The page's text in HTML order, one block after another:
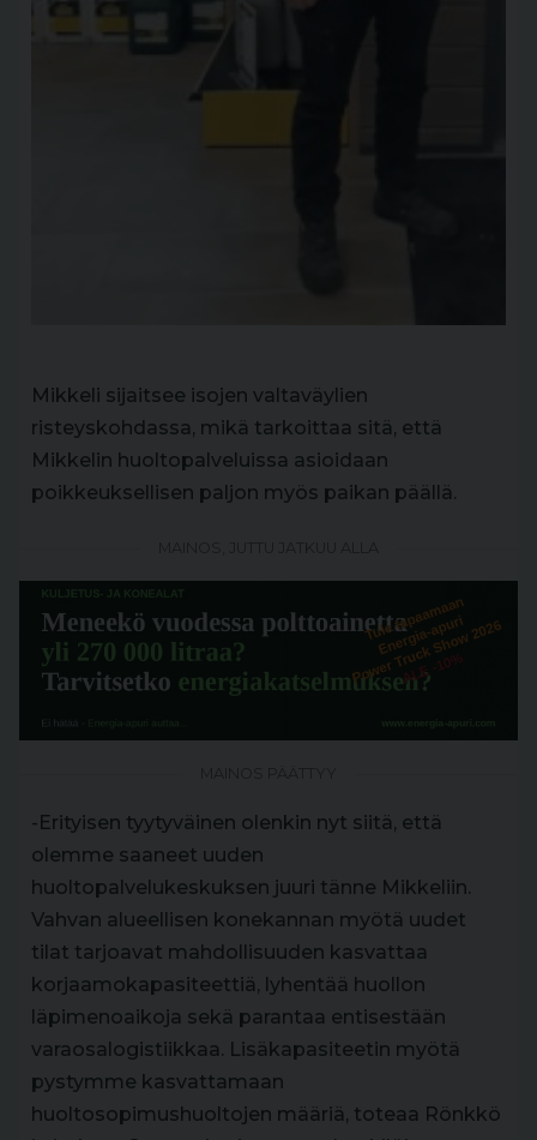
Mikkeli sijaitsee isojen valtaväylien
risteyskohdassa, mikä tarkoittaa sitä, että
Mikkelin huoltopalveluissa asioidaan
poikkeuksellisen paljon myös paikan päällä.
-Erityisen tyytyväinen olenkin nyt siitä, että
olemme saaneet uuden
huoltopalvelukeskuksen juuri tänne Mikkeliin.
Vahvan alueellisen konekannan myötä uudet
tilat tarjoavat mahdollisuuden kasvattaa
korjaamokapasiteettiä, lyhentää huollon
läpimenoaikoja sekä parantaa entisestään
varaosalogistiikkaa. Lisäkapasiteetin myötä
pystymme kasvattamaan
huoltosopimushuoltojen määriä, toteaa Rönkkö